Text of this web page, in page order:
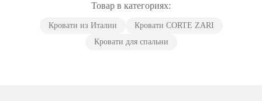
Товар в категориях:
Кровати из Италии
Кровати CORTE ZARI
Кровати для спальни